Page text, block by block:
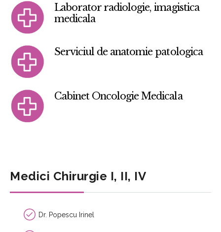
Laborator radiologie, imagistica
medicala
Serviciul de anatomie patologica
Cabinet Oncologie Medicala
Medici Chirurgie I, II, IV
Dr. Popescu Irinel